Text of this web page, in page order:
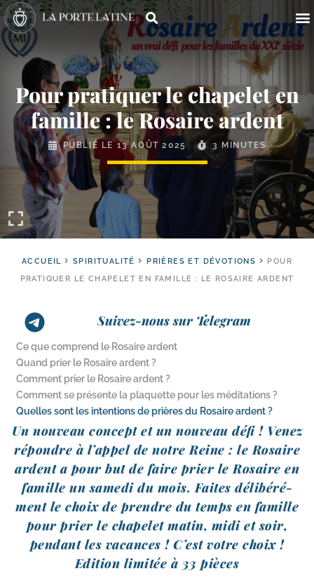
Pour pratiquer le chapelet en
famille : le Rosaire ardent
PUBLIÉ LE 13 AOÛT 2025 3 MINUTES
ACCUEIL SPIRITUALITÉ PRIÈRES ET DÉVOTIONS
POUR
PRATIQUER LE CHAPELET EN FAMILLE : LE ROSAIRE ARDENT
Suivez-nous sur Telegram
Ce que comprend le Rosaire ardent
Quand prier le Rosaire ardent ?
Comment prier le Rosaire ardent ?
Comment se présente la plaquette pour les méditations ?
Quelles sont les intentions de prières du Rosaire ardent ?
Un nou­veau concept et un nou­veau défi ! Venez
répondre à l’ap­pel de notre Reine : le Rosaire
ardent a pour but de faire prier le Rosaire en
famille un same­di du mois. Faites déli­bé­ré­
ment le choix de prendre du temps en famille
pour prier le cha­pe­let matin, midi et soir,
pen­dant les vacances ! C’est votre choix !
Edition limi­tée à 33 pièces